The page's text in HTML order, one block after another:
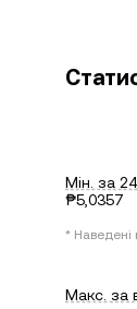
Мін. за
₱5,0357
* Наведені
Макс. за